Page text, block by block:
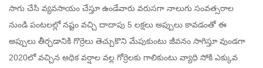
సాగు చేసి వ్యవసాయం చేస్తూ ఉండేవారు వరుసగా నాలుగు సంవత్సరాల
నుండి పంటలల్లో నష్టం వచ్చి దాదాపు 5 లక్షలు అప్పులు కావడంతో ఈ
అప్పులు తీర్చడానికి గొర్రెలు తెచ్చుకొని మేపుకుంటు జీవనం సాగిస్తూ వుండగా
2020లో వచ్చిన అధిక వర్షాల వల్ల గోర్రెలకు గాలికుంటు వ్యాధి సోకి ఎక్కువ